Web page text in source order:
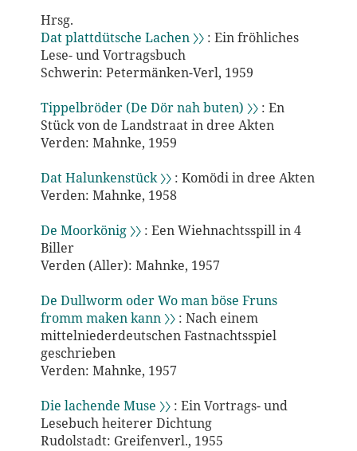
Hrsg.
Dat plattdütsche Lachen 〉〉: Ein fröhliches
Lese- und Vortragsbuch
Schwerin: Petermänken-Verl, 1959
Tippelbröder (De Dör nah buten) 〉〉: En
Stück von de Landstraat in dree Akten
Verden: Mahnke, 1959
Dat Halunkenstück 〉〉: Komödi in dree Akten
Verden: Mahnke, 1958
De Moorkönig 〉〉: Een Wiehnachtsspill in 4
Biller
Verden (Aller): Mahnke, 1957
De Dullworm oder Wo man böse Fruns
fromm maken kann 〉〉: Nach einem
mittelniederdeutschen Fastnachtsspiel
geschrieben
Verden: Mahnke, 1957
Die lachende Muse 〉〉: Ein Vortrags- und
Lesebuch heiterer Dichtung
Rudolstadt: Greifenverl., 1955